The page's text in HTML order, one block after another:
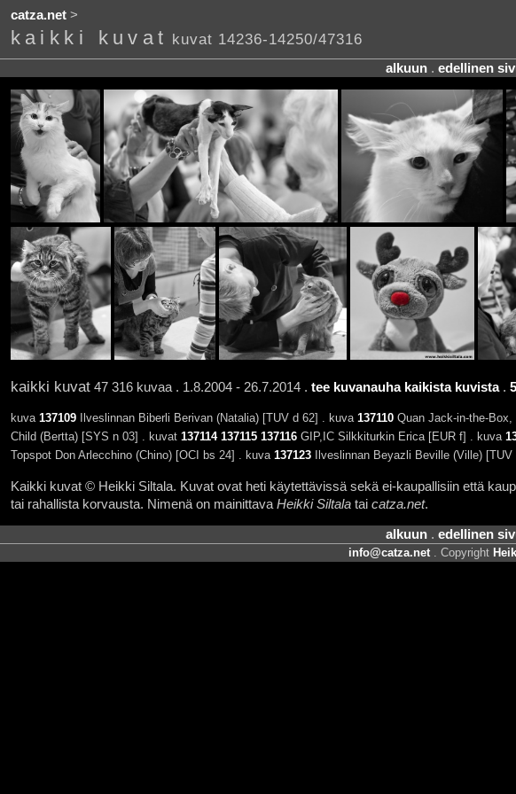
catza.net>
kaikki kuvat kuvat 14236-14250/47316
alkuun . edellinen
kaikki kuvat47 316 kuvaa . 1.8.2004 - 26.7.2014 . tee kuvanauha kaikista kuvista.
kuva 137109Ilveslinnan Biberli Berivan (Natalia) [TUV d 62] . kuva 137110Quan Jack-in-the-
Child (Bertta) [SYS n 03] . kuvat 137114 137115 137116GIP,IC Silkkiturkin Erica [EUR f] . kuva
Topspot Don Arlecchino (Chino) [OCI bs 24] . kuva 137123Ilveslinnan Beyazli Beville (Ville) [TUV
Kaikki kuvat © Heikki Siltala. Kuvat ovat heti käytettävissä sekä ei-kaupallisiin että
tai rahallista korvausta. Nimenä on mainittava Heikki Siltalatai catza.net.
alkuun . edellinen
info@catza.net. Copyright